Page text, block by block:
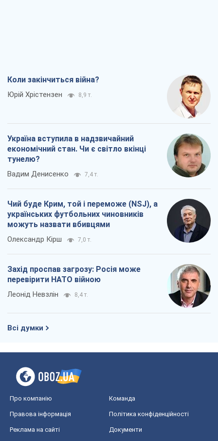
Коли закінчиться війна?
Юрій Хрістензен 8,9 т.
Україна вступила в надзвичайний
економічний стан. Чи є світло вкінці
тунелю?
Вадим Денисенко 7,4 т.
Чий буде Крим, той і переможе (NSJ), а
українських футбольних чиновників
можуть назвати вбивцями
Олександр Кірш 7,0 т.
Захід проспав загрозу: Росія може
перевірити НАТО війною
Леонід Невзлін 8,4 т.
Всі думки
Про компанію Команда
Правова інформація Політика конфіденційності
Реклама на сайті Документи